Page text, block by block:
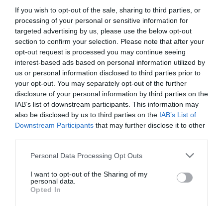
If you wish to opt-out of the sale, sharing to third parties, or
processing of your personal or sensitive information for
targeted advertising by us, please use the below opt-out
section to confirm your selection. Please note that after your
opt-out request is processed you may continue seeing
interest-based ads based on personal information utilized by
us or personal information disclosed to third parties prior to
your opt-out. You may separately opt-out of the further
disclosure of your personal information by third parties on the
IAB’s list of downstream participants. This information may
also be disclosed by us to third parties on the IAB’s List of
Downstream Participants that may further disclose it to other
Personal Data Processing Opt Outs
I want to opt-out of the Sharing of my
personal data.
Opted In
Για πολλούς θεωρείται το τελειότερο street food πιάτο
του πλανήτη και μας ήρθε από το μακρινό Ταϊβάν (κάπου
εκεί μπορείς να τις πετάξεις και σάλτσες για το ταξίδι
μη το παρακάνεις με εξωτικές χορεύτριες με λουλούδια
γιατί σε βλέπω να μένεις με το bao στο χέρι).
Πρωτοσυστήθηκε στον δυτικό κόσμο από τον σεφ
David Chang στη Νέα Υόρκη και μέσα σε λίγο χρόνο